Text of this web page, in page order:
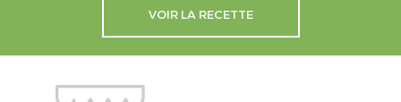
VOIR LA RECETTE